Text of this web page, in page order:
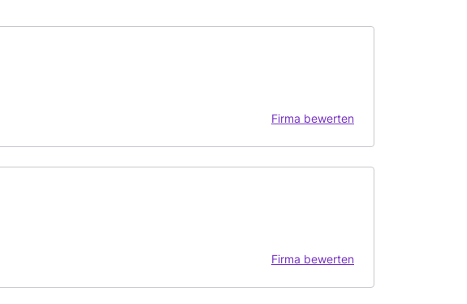
Firma bewerten
Firma bewerten